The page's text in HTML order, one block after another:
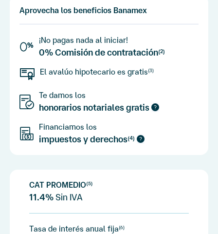
Aprovecha los beneficios Banamex
¡No pagas nada al iniciar!
0% Comisión de contratación(2)
El avalúo hipotecario es gratis(3)
Te damos los
honorarios notariales gratis
Financiamos los
impuestos y derechos(4)
CAT PROMEDIO(5)
11.4% Sin IVA
Tasa de interés anual fija(6)